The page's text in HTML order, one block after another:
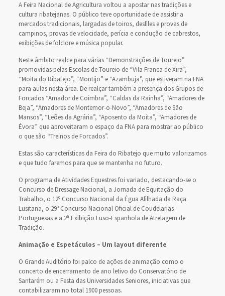
A Feira Nacional de Agricultura voltou a apostar nas tradições e
cultura ribatejanas. O público teve oportunidade de assistir a
mercados tradicionais, largadas de toiros, desfiles e provas de
campinos, provas de velocidade, perícia e condução de cabrestos,
exibições de folclore e música popular.
Neste âmbito realce para várias “Demonstrações de Toureio”
promovidas pelas Escolas de Toureio de “Vila Franca de Xira”,
“Moita do Ribatejo”, “Montijo” e “Azambuja”, que estiveram na FNA
para aulas nesta área. De realçar também a presença dos Grupos de
Forcados “Amador de Coimbra”, “Caldas da Rainha”, “Amadores de
Beja”, “Amadores de Montemor-o-Novo”, “Amadores de São
Mansos”, “Leões da Agrária”, “Aposento da Moita”, “Amadores de
Évora” que aproveitaram o espaço da FNA para mostrar ao público
o que são “Treinos de Forcados”.
Estas são características da Feira do Ribatejo que muito valorizamos
e que tudo faremos para que se mantenha no futuro.
O programa de Atividades Equestres foi variado, destacando-se o
Concurso de Dressage Nacional, a Jornada de Equitação do
Trabalho, o 12º Concurso Nacional da Égua Afilhada da Raça
Lusitana, o 29º Concurso Nacional Oficial de Coudelarias
Portuguesas e a 2ª Exibição Luso-Espanhola de Atrelagem de
Tradição.
Animação e Espetáculos – Um layout diferente
O Grande Auditório foi palco de ações de animação como o
concerto de encerramento de ano letivo do Conservatório de
Santarém ou a Festa das Universidades Seniores, iniciativas que
contabilizaram no total 1900 pessoas.